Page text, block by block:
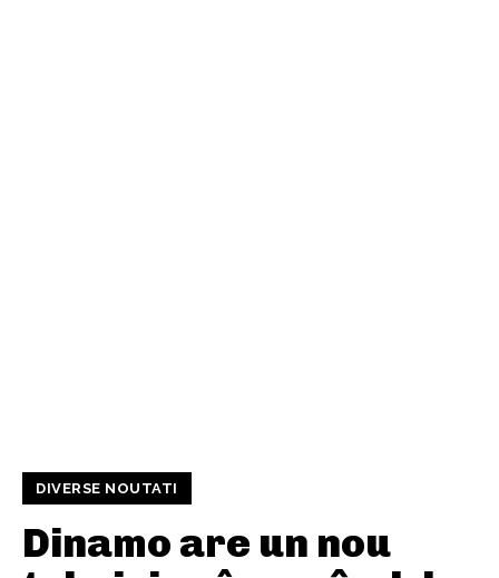
DIVERSE NOUTATI
Dinamo are un nou